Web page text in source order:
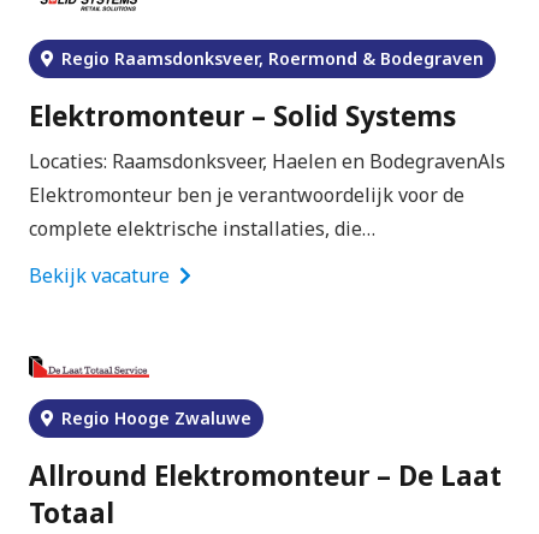
Regio Raamsdonksveer, Roermond & Bodegraven
Elektromonteur – Solid Systems
Locaties: Raamsdonksveer, Haelen en BodegravenAls
Elektromonteur ben je verantwoordelijk voor de
complete elektrische installaties, die…
Bekijk vacature
Regio Hooge Zwaluwe
Allround Elektromonteur – De Laat
Totaal